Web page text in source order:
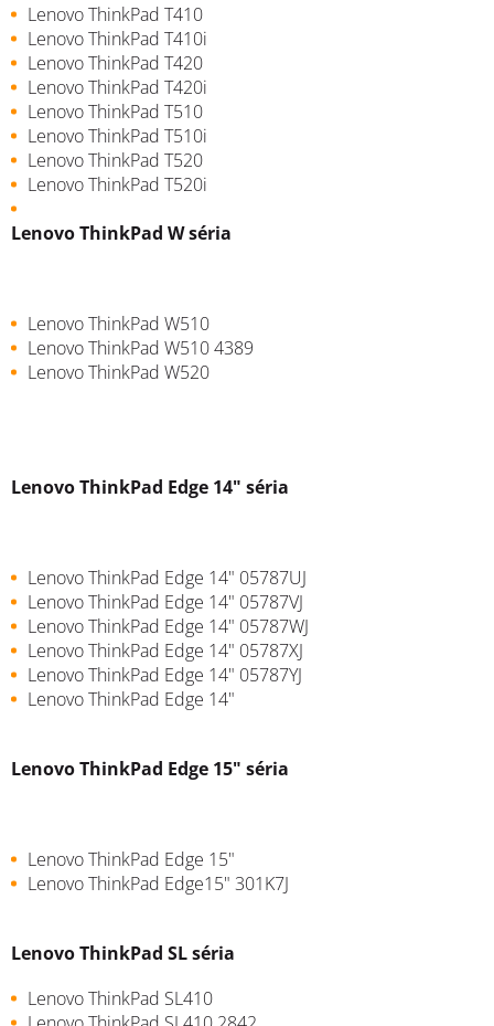
Lenovo ThinkPad T410
Lenovo ThinkPad T410i
Lenovo ThinkPad T420
Lenovo ThinkPad T420i
Lenovo ThinkPad T510
Lenovo ThinkPad T510i
Lenovo ThinkPad T520
Lenovo ThinkPad T520i
Lenovo ThinkPad W séria
Lenovo ThinkPad W510
Lenovo ThinkPad W510 4389
Lenovo ThinkPad W520
Lenovo ThinkPad Edge 14" séria
Lenovo ThinkPad Edge 14" 05787UJ
Lenovo ThinkPad Edge 14" 05787VJ
Lenovo ThinkPad Edge 14" 05787WJ
Lenovo ThinkPad Edge 14" 05787XJ
Lenovo ThinkPad Edge 14" 05787YJ
Lenovo ThinkPad Edge 14"
Lenovo ThinkPad Edge 15" séria
Lenovo ThinkPad Edge 15"
Lenovo ThinkPad Edge15" 301K7J
Lenovo ThinkPad SL séria
Lenovo ThinkPad SL410